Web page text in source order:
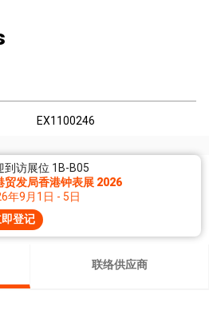
EX1100246
到访展位 1B-B05
贸发局香港钟表展 2026
年9月1日 - 5日
登记
联络供应商